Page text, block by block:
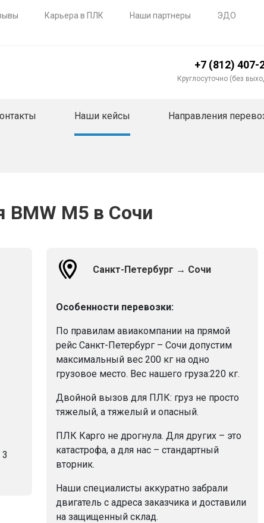
Карьера в ПЛК Наши партнеры
ЭДО
+7 (812) 407-
Круглосуточно (без
Наши кейсы Направления
BMW M5 в Сочи
Санкт-Петербург → Сочи
Особенности перевозки:
По правилам авиакомпании на прямой
рейс Санкт-Петербург – Сочи допустим
максимальный вес 200 кг на одно
грузовое место. Вес нашего груза:220 кг.
Двойной вызов для ПЛК: груз не просто
тяжелый, а тяжелый и опасный.
ПЛК Карго не дрогнула. Для других – это
катастрофа, а для нас – стандартный
вторник.
Наши специалисты аккуратно забрали
двигатель с адреса заказчика и доставили
на защищенный склад.